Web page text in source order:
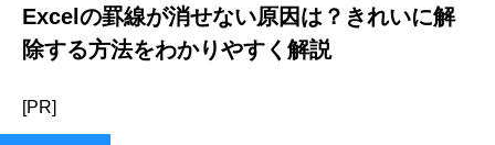
Excelの罫線が消せない原因は？きれいに解
除する方法をわかりやすく解説
[PR]